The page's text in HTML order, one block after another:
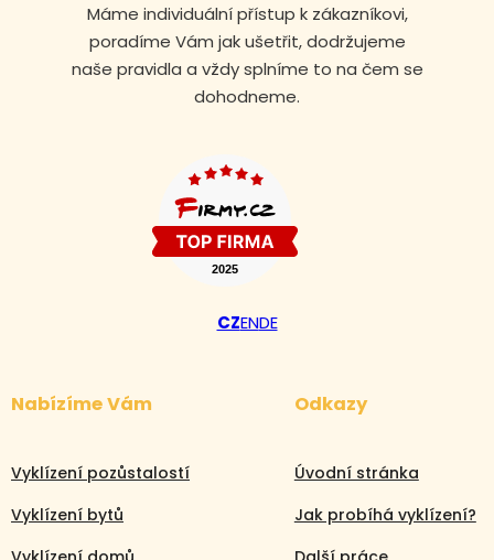
Máme individuální přístup k zákazníkovi,
poradíme Vám jak ušetřit, dodržujeme
naše pravidla a vždy splníme to na čem se
dohodneme.
CZENDE
Nabízíme Vám
Vyklízení pozůstalostí
Vyklízení bytů
Odkazy
Úvodní stránka
Jak probíhá vyklízení?